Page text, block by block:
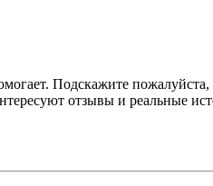
Подскажите пожалуйста,
отзывы и реальные